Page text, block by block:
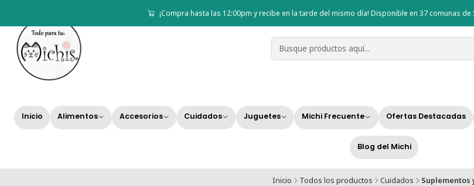
Inicio Alimentos Accesorios Cuidados Juguetes Michi Frecuente Ofertas Destacadas
Blog del Michi
¡Compra hasta las 12:00pm y recibe en la tarde del mismo día! Disponible en 37 comunas
Inicio Todos los productos Cuidados Suplementos